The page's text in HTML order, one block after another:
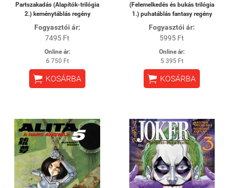
Partszakadás (Alapítók-trilógia
2.) keménytáblás regény
Fogyasztói ár:
7495 Ft
Online ár:
6 750 Ft
 KOSÁRBA
(Felemelkedés és bukás trilógia
1.) puhatáblás fantasy regény
Fogyasztói ár:
5995 Ft
Online ár:
5 395 Ft
 KOSÁRBA